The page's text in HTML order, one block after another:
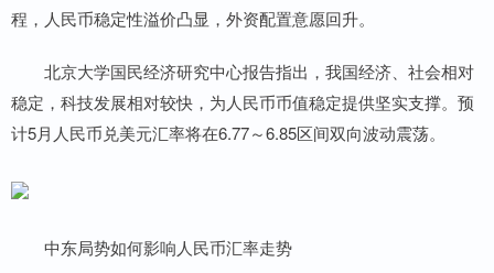
程，人民币稳定性溢价凸显，外资配置意愿回升。
北京大学国民经济研究中心报告指出，我国经济、社会相对
稳定，科技发展相对较快，为人民币币值稳定提供坚实支撑。预
计5月人民币兑美元汇率将在6.77～6.85区间双向波动震荡。
中东局势如何影响人民币汇率走势